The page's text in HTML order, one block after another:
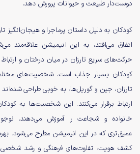
دوست‌دار طبیعت و حیوانات پرورش دهد.
کودکان به دلیل داستان پرماجرا و هیجان‌انگیز
اتفاق می‌افتد، به این انیمیشن علاقه‌مند
حرکت‌های سریع تارزان در میان درختان و
کودکان بسیار جذاب است. شخصیت‌های
تارزان، جین و گوریل‌ها، به خوبی طراحی
ارتباط برقرار می‌کنند. این شخصیت‌ها به
خانواده و شجاعت را آموزش می‌دهند.
عمیق‌تری که در این انیمیشن مطرح می‌شود،
کشف هویت، تفاوت‌های فرهنگی و رشد شخصی